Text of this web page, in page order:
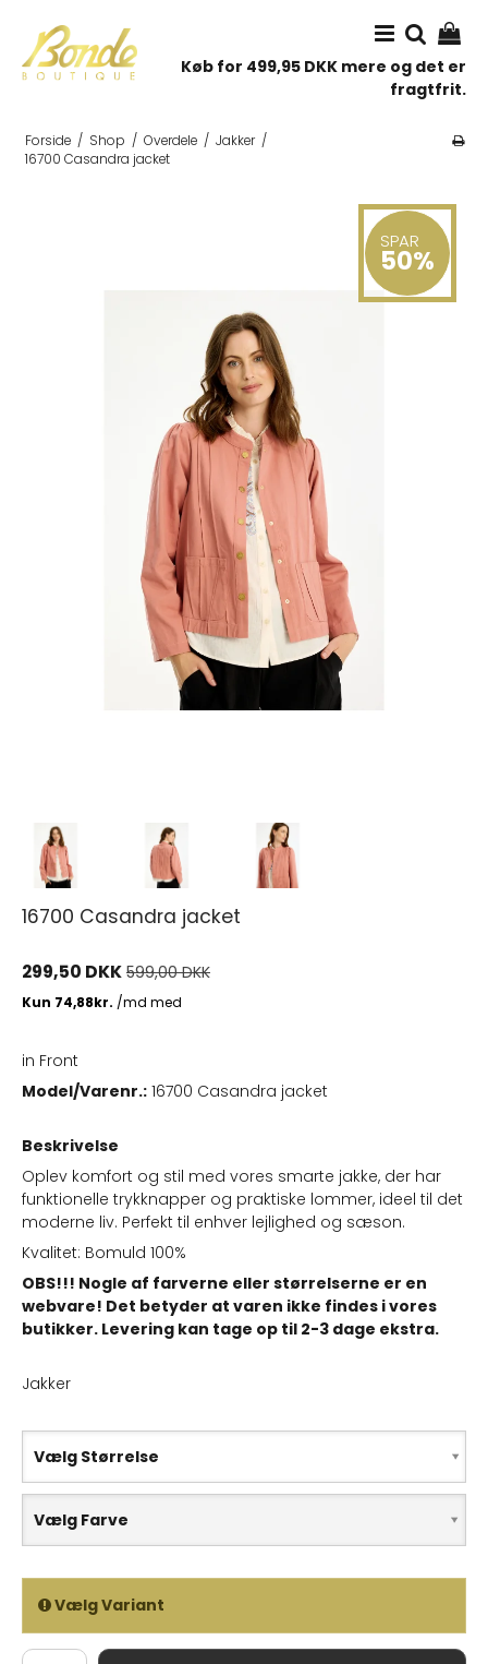
Køb for 499,95 DKK mere og det er
fragtfrit.
Forside / Shop / Overdele / Jakker /
16700 Casandra jacket
SPAR
50%
16700 Casandra jacket
299,50 DKK 599,00 DKK
in Front
Model/Varenr.: 16700 Casandra jacket
Beskrivelse
Oplev komfort og stil med vores smarte jakke, der har
funktionelle trykknapper og praktiske lommer, ideel til det
moderne liv. Perfekt til enhver lejlighed og sæson.
Kvalitet: Bomuld 100%
OBS!!! Nogle af farverne eller størrelserne er en
webvare! Det betyder at varen ikke findes i vores
butikker. Levering kan tage op til 2-3 dage ekstra.
Jakker
Vælg Størrelse
Vælg Farve
Vælg Variant